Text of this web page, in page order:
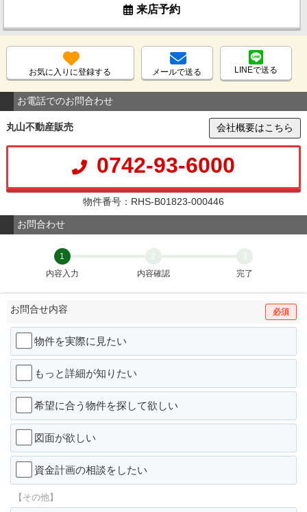
来店予約
お気に入りに登録する メールで送る LINEで送る
お電話でのお問合わせ
丸山不動産販売 会社概要はこちら
0742-93-6000
物件番号：RHS-B01823-000446
お問合わせ
1
内容入力
2
内容確認
3
完了
お問合せ内容 必須
物件を実際に見たい
もっと詳細が知りたい
希望に合う物件を探して欲しい
図面が欲しい
資金計画の相談をしたい
【その他】